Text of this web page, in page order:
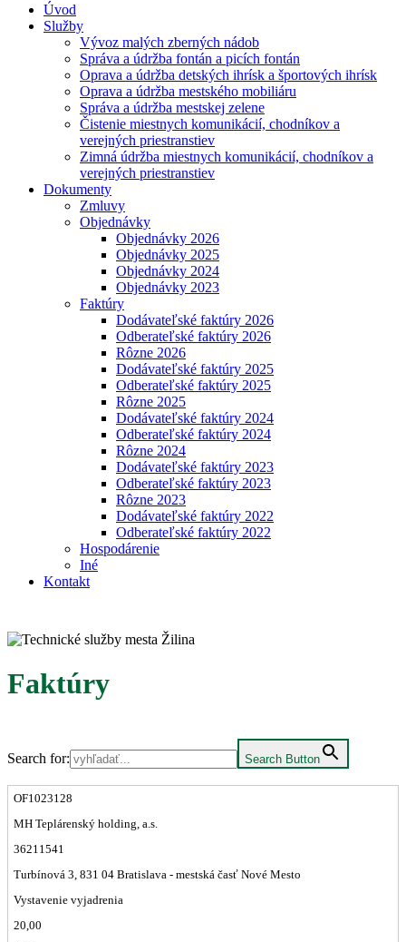
Úvod
Služby
Vývoz malých zberných nádob
Správa a údržba fontán a picích fontán
Oprava a údržba detských ihrísk a športových ihrísk
Oprava a údržba mestského mobiliáru
Správa a údržba mestskej zelene
Čistenie miestnych komunikácií, chodníkov a
verejných priestranstiev
Zimná údržba miestnych komunikácií, chodníkov a
verejných priestranstiev
Dokumenty
Zmluvy
Objednávky
Objednávky 2026
Objednávky 2025
Objednávky 2024
Objednávky 2023
Faktúry
Dodávateľské faktúry 2026
Odberateľské faktúry 2026
Rôzne 2026
Dodávateľské faktúry 2025
Odberateľské faktúry 2025
Rôzne 2025
Dodávateľské faktúry 2024
Odberateľské faktúry 2024
Rôzne 2024
Dodávateľské faktúry 2023
Odberateľské faktúry 2023
Rôzne 2023
Dodávateľské faktúry 2022
Odberateľské faktúry 2022
Hospodárenie
Iné
Kontakt
Faktúry
Search for: Search Button
OF1023128
MH Teplárenský holding, a.s.
36211541
Turbínová 3, 831 04 Bratislava - mestská časť Nové Mesto
Vystavenie vyjadrenia
20,00